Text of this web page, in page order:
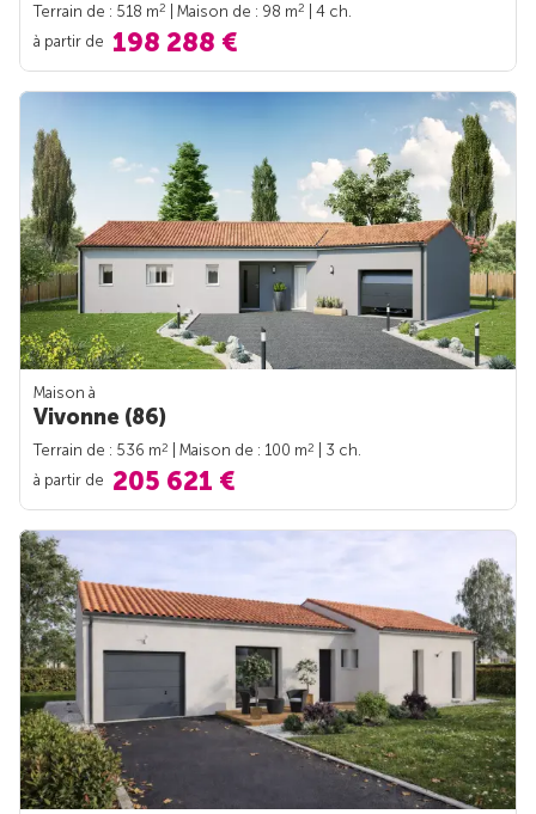
Terrain de : 518 m2 | Maison de : 98 m2
| 4 ch.
à partir de 198 288 €
Maison à
Vivonne (86)
Terrain de : 536 m2 | Maison de : 100 m2
| 3 ch.
à partir de 205 621 €